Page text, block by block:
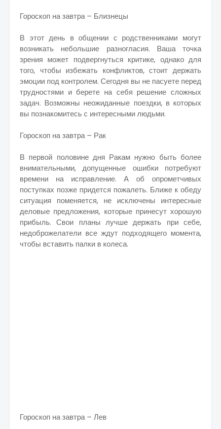
Гороскоп на завтра – Близнецы
В этот день в общении с родственниками могут
возникать небольшие разногласия. Ваша точка
зрения может подвергнуться критике, однако для
того, чтобы избежать конфликтов, стоит держать
эмоции под контролем. Сегодня вы не пасуете перед
трудностями и берете на себя решение сложных
задач. Возможны неожиданные поездки, в которых
вы познакомитесь с интересными людьми.
Гороскоп на завтра – Рак
В первой половине дня Ракам нужно быть более
внимательными, допущенные ошибки потребуют
времени на исправление. А об опрометчивых
поступках позже придется пожалеть. Ближе к обеду
ситуация поменяется, не исключены интересные
деловые предложения, которые принесут хорошую
прибыль. Свои планы лучше держать при себе,
недоброжелатели все ждут подходящего момента,
чтобы вставить палки в колеса.
Гороскоп на завтра – Лев